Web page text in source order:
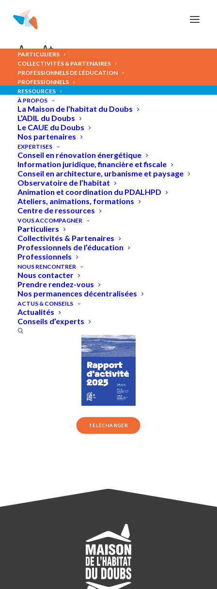
PARTICULIERS
COLLECTIVITÉS & PARTENAIRES
PROFESSIONNELS DE L’ÉDUCATION
PROFESSIONNELS
RESSOURCES
À PROPOS
La Maison de l’habitat du Doubs
L’ADIL du Doubs
Le CAUE du Doubs
Nos partenaires
EXPERTISES
Conseil en rénovation énergétique
Information juridique, financière et fiscale
Conseil en architecture, urbanisme et paysage
Observatoire de l’habitat
Animation et coordination du PDALHPD
Ateliers, animations, formations
Centre de ressources
VOUS ACCOMPAGNER
Particuliers
Collectivités & Partenaires
Professionnels de l’éducation
Professionnels
NOUS RENCONTRER
Nous contacter
Prendre rendez-vous
Nos permanences décentralisées
ACTUS & CONSEILS
Actualités
Conseils d’experts
A- A+
NOSRAPPORTSD'ACTIVITÉ
Accueil
2025 2024
2021
TÉLÉCHARGER